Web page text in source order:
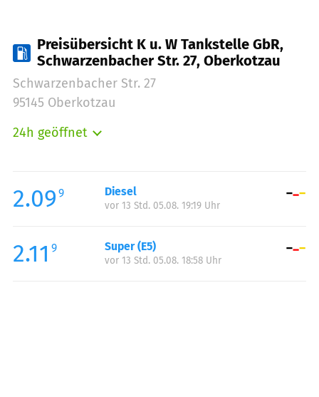
Preisübersicht K u. W Tankstelle GbR,
Schwarzenbacher Str. 27, Oberkotzau
Schwarzenbacher Str. 27
95145 Oberkotzau
24h geöffnet
Mittwoch:
00:00-23:59
Donnerstag:
Samstag:
00:00-23:59
Sonntag:
2.09 9 Diesel
vor 13 Std. 05.08. 19:19 Uhr
2.11 9 Super (E5)
vor 13 Std. 05.08. 18:58 Uhr